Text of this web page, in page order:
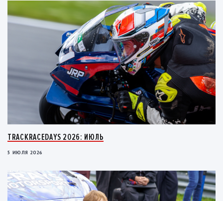
TRACKRACEDAYS 2026: ИЮЛЬ
5 ИЮЛЯ 2026